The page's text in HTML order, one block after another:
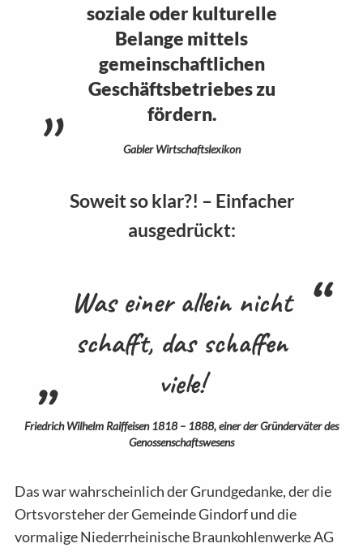
soziale oder kulturelle
Belange mittels
gemeinschaftlichen
Geschäftsbetriebes zu
fördern.
Gabler Wirtschaftslexikon
Soweit so klar?! – Einfacher
ausgedrückt:
Was einer allein nicht
schafft, das schaffen
viele!
Friedrich Wilhelm Raiffeisen 1818 – 1888, einer der Gründerväter des
Genossenschaftswesens
Das war wahrscheinlich der Grundgedanke, der die
Ortsvorsteher der Gemeinde Gindorf und die
vormalige Niederrheinische Braunkohlenwerke AG